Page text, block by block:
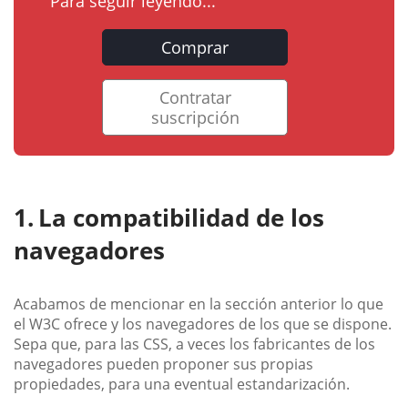
Comprar
Contratar
suscripción
La compatibilidad de los
navegadores
Acabamos de mencionar en la sección anterior lo que
el W3C ofrece y los navegadores de los que se dispone.
Sepa que, para las CSS, a veces los fabricantes de los
navegadores pueden proponer sus propias
propiedades, para una eventual estandarización.